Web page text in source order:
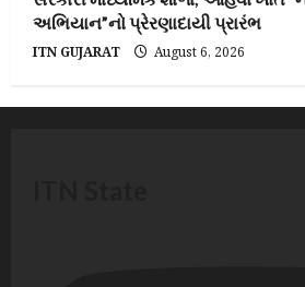
અભિયાન”નો પ્રેરણાદાયી પ્રારંભ
ITN GUJARAT August 6, 2026